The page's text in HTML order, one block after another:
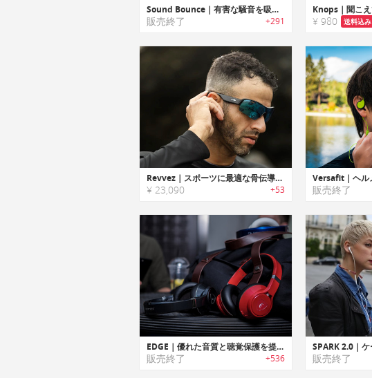
Sound Bounce｜有害な騒音を吸収し聴覚を保護するヒアリングプロテクションヘッドセット「サウンドバウンス」
販売終了 +291 ¥ 980 送料込み
Revvez｜スポーツに最適な骨伝導オーディオサングラス「レッブズ」
¥ 23,090 +53 販売終了
EDGE｜優れた音質と聴覚保護を提供するAI搭載スマートヘッドホン「エッジ」
販売終了 +536 販売終了